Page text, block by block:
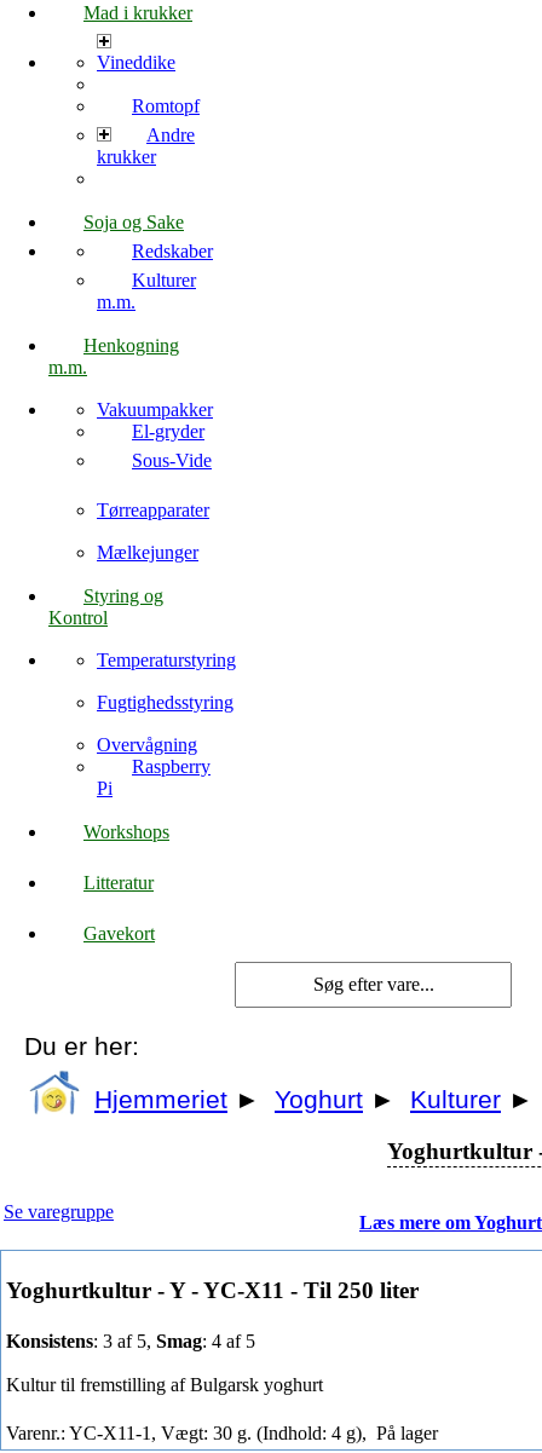
Mad i krukker
Vineddike
Romtopf
Andre
krukker
Soja og Sake
Redskaber
Kulturer
m.m.
Henkogning
m.m.
Vakuumpakker
El-gryder
Sous-Vide
Tørreapparater
Mælkejunger
Styring og
Kontrol
Temperaturstyring
Fugtighedsstyring
Overvågning
Raspberry
Pi
Workshops
Litteratur
Gavekort
Du er her:
Hjemmeriet ► Yoghurt ► Kulturer ►
Yoghurtkultur
Se varegruppe
Læs mere om Yoghurt
Yoghurtkultur - Y - YC-X11 - Til 250 liter
Konsistens: 3 af 5, Smag: 4 af 5
Kultur til fremstilling af Bulgarsk yoghurt
Varenr.: YC-X11-1, Vægt: 30 g. (Indhold: 4 g), På lager